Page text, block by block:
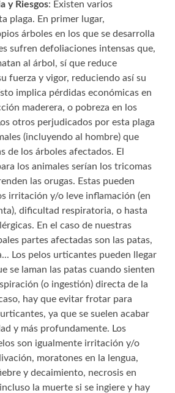
y Riesgos: Existen varios
plaga. En primer lugar,
árboles en los que se desarrolla
sufren defoliaciones intensas que,
al árbol, sí que reduce
fuerza y vigor, reduciendo así su
implica pérdidas económicas en
maderera, o pobreza en los
otros perjudicados por esta plaga
(incluyendo al hombre) que
de los árboles afectados. El
los animales serían los tricomas
las orugas. Estas pueden
irritación y/o leve inflamación (en
dificultad respiratoria, o hasta
En el caso de nuestras
partes afectadas son las patas,
Los pelos urticantes pueden llegar
se laman las patas cuando sienten
(o ingestión) directa de la
hay que evitar frotar para
ya que se suelen acabar
y más profundamente. Los
son igualmente irritación y/o
moratones en la lengua,
y decaimiento, necrosis en
la muerte si se ingiere y hay